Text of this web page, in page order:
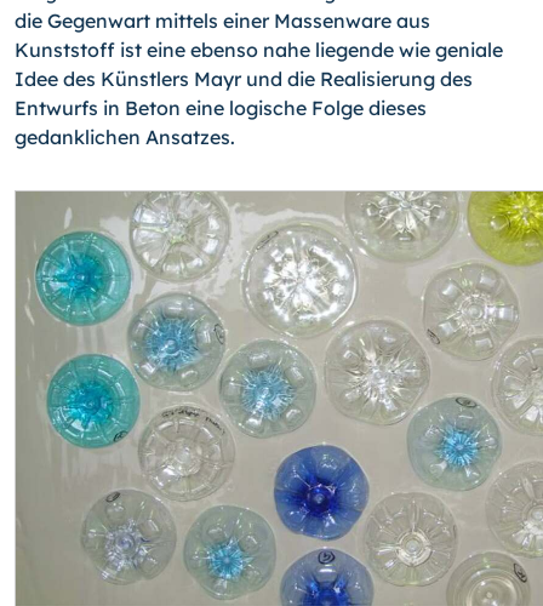
die Gegen­wart mittels einer Massenware aus
Kunststoff ist eine ebenso nahe liegende wie ge­niale
Idee des Künstlers Mayr und die Realisierung des
Entwurfs in Beton eine logi­sche Folge dieses
gedanklichen Ansatzes.